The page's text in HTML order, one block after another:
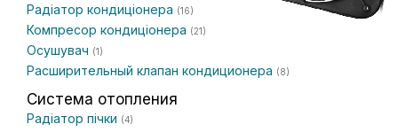
Радіатор кондиціонера (16)
Компресор кондиціонера (21)
Осушувач (1)
Расширительный клапан кондиционера (8)
Система отопления
Радіатор пічки (4)